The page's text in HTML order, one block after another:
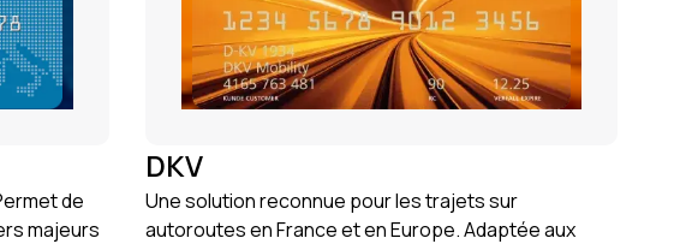
de
majeurs
DKV
Une solution reconnue pour les trajets sur
autoroutes en France et en Europe. Adaptée aux